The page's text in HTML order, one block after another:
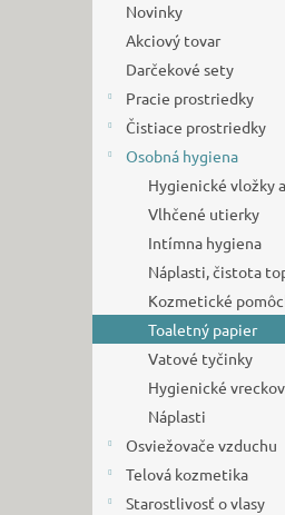
Novinky
Akciový tovar
Darčekové sety
Pracie prostriedky
Čistiace prostriedky
Osobná hygiena
Hygienické vložky
Vlhčené utierky
Intímna hygiena
Náplasti, čistota
Kozmetické
Toaletný papier
Vatové tyčinky
Hygienické
Náplasti
Osviežovače vzduchu
Telová kozmetika
Starostlivosť o vlasy